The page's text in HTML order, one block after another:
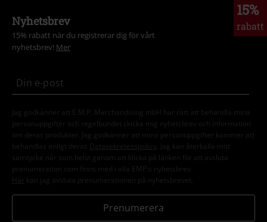
15%
rabatt
Nyhetsbrev
15% rabatt när du registrerar dig för vårt
nyhetsbrev! Mer
Jag godkänner att E.M.P. Merchandising mbH har rätt att behandla mina
personuppgifter och regelbundet skicka mig nyhetsbrev och information
om deras produkter. Jag godkänner att mina personuppgifter kommer att
behandlas enligt deras
Datasekretesspolicy
. Jag kan återkalla mitt
samtycke när som helst genom att klicka på länken för att avsluta
prenumeration som finns med i alla EMP:s nyhetsbrev.
Här kan jag avsluta prenumerationen på nyhetsbrevet.
Prenumerera